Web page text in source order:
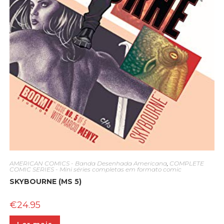
AMERICAN COMICS - Banda Desenhada Americana, COMPLETE
COMIC SERIES - Mini séries completas em formato comic
SKYBOURNE (MS 5)
€24.95